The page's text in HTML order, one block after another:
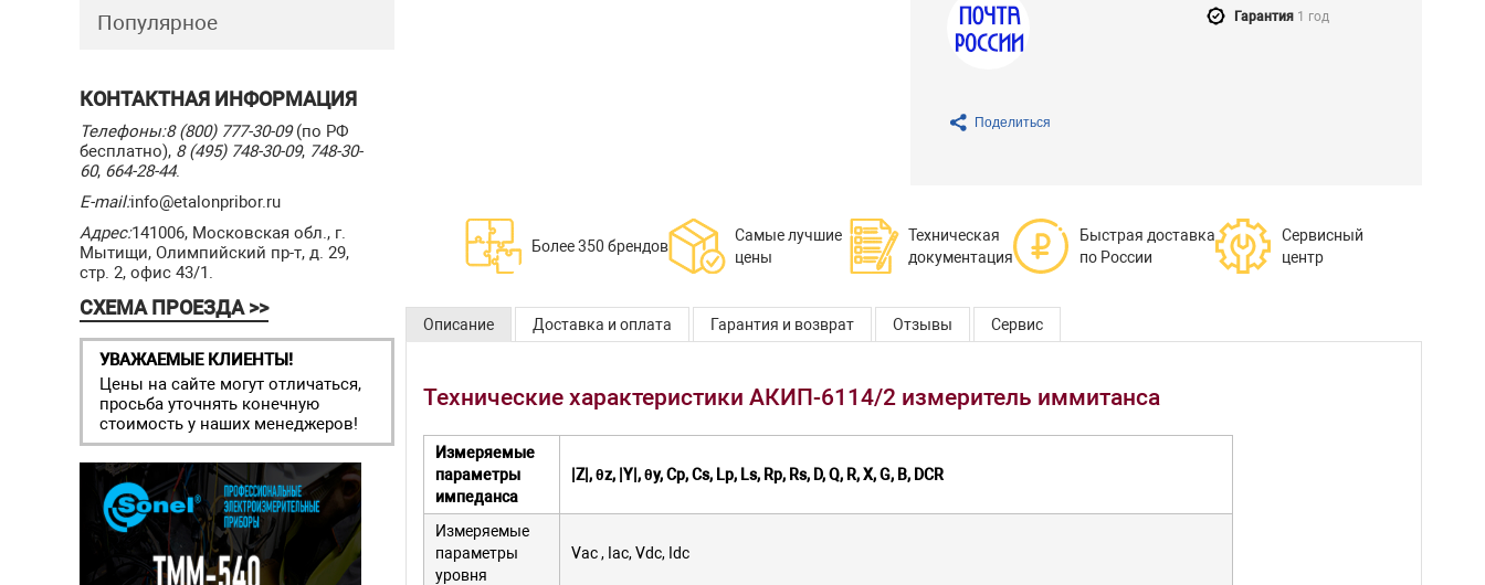
Популярное
КОНТАКТНАЯ ИНФОРМАЦИЯ
Телефоны:8 (800) 777-30-09(по РФ
бесплатно), 8 (495) 748-30-09, 748-30-
60, 664-28-44.
E-mail:info@etalonpribor.ru
Адрес:141006, Московская обл., г.
Мытищи, Олимпийский пр-т, д. 29,
стр. 2, офис 43/1.
СХЕМА ПРОЕЗДА >>
УВАЖАЕМЫЕ КЛИЕНТЫ!
Цены на сайте могут отличаться,
просьба уточнять конечную
стоимость у наших менеджеров!
Гарантия1 год
Поделиться
Более 350 брендов
Самые лучшие
цены
Техническая
документация
Быстрая доставка
по России
Сервисный
центр
Описание Доставка и оплата Гарантия и возврат Отзывы Сервис
Технические характеристики АКИП-6114/2 измеритель иммитанса
Измеряемые
параметры
импеданса
|Z|, θz, |Y|, θy, Cp, Cs, Lp, Ls, Rp, Rs, D, Q, R, X, G, B, DCR
Измеряемые
параметры
уровня
Vac , Iac, Vdc, Idc